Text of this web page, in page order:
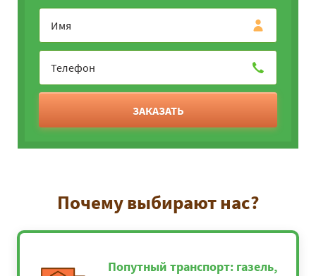
ЗАКАЗАТЬ
Почему выбирают нас?
Попутный транспорт: газель,